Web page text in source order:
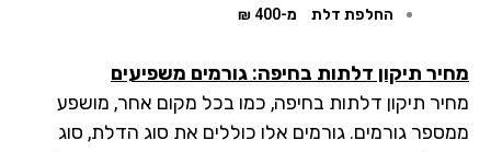
החלפת דלת
מ-400 ₪
תיקון דלתות בחיפה: גורמים משפיעים
תיקון דלתות בחיפה, כמו בכל מקום אחר, מושפע
גורמים. גורמים אלו כוללים את סוג הדלת, סוג